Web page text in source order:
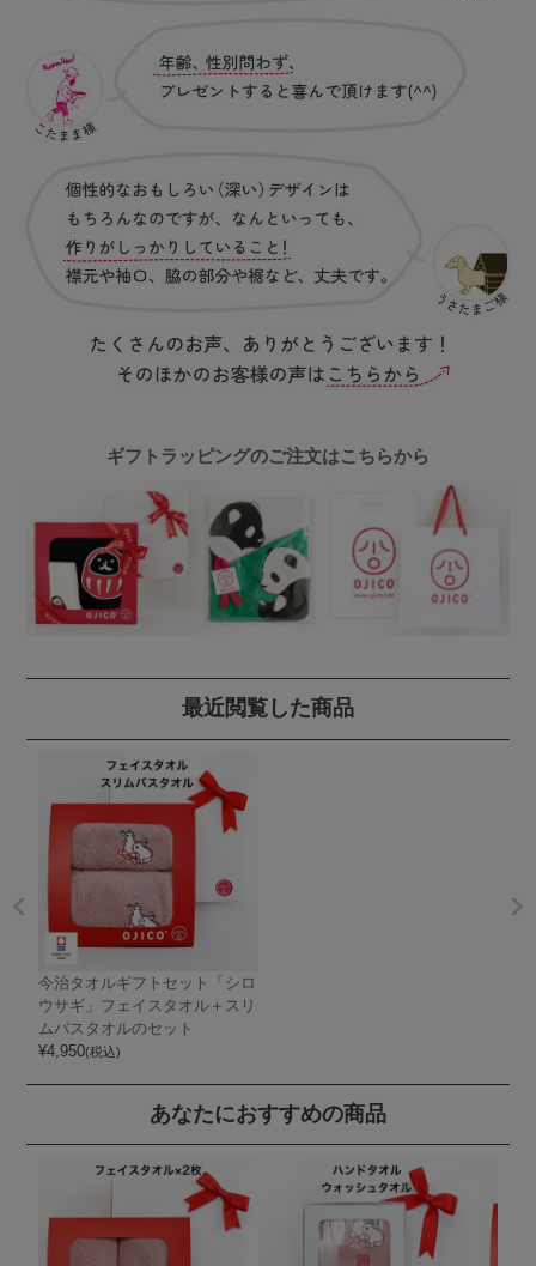
ギフトラッピングのご注文はこちらから
最近閲覧した商品
今治タオルギフトセット「シロ
ウサギ」フェイスタオル＋スリ
ムバスタオルのセット
¥4,950(税込)
あなたにおすすめの商品